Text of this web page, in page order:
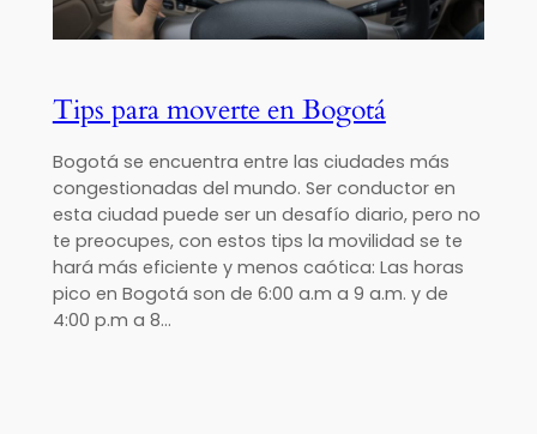
Tips para moverte en Bogotá
Bogotá se encuentra entre las ciudades más
congestionadas del mundo. Ser conductor en
esta ciudad puede ser un desafío diario, pero no
te preocupes, con estos tips la movilidad se te
hará más eficiente y menos caótica: Las horas
pico en Bogotá son de 6:00 a.m a 9 a.m. y de
4:00 p.m a 8…